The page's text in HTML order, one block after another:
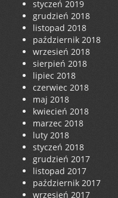
styczeń 2019
grudzień 2018
listopad 2018
październik 2018
wrzesień 2018
sierpień 2018
lipiec 2018
czerwiec 2018
maj 2018
kwiecień 2018
marzec 2018
luty 2018
styczeń 2018
grudzień 2017
listopad 2017
październik 2017
wrzesień 2017